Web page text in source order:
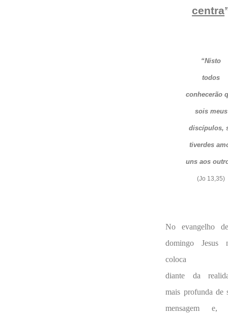
centra
“Nisto
todos
conhecerão
sois meus
discípulos,
tiverdes
uns aos
(Jo 13,35)
No evangelho
domingo Jesus
coloca
diante da
mais profunda de
mensagem e,